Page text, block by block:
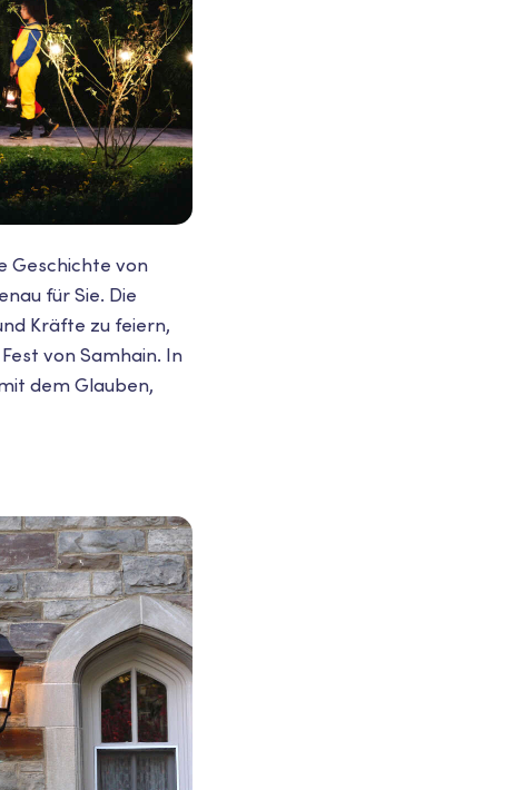
Geschichte von
für Sie. Die
Kräfte zu feiern,
von Samhain. In
dem Glauben,